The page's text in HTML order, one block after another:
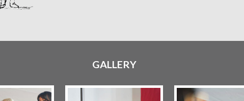
GALLERY